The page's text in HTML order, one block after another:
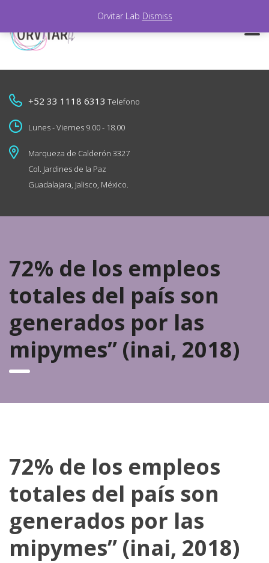
+52 33 1118 6313 Telefono
Lunes - Viernes 9.00 - 18.00
Marqueza de Calderón 3327
Col. Jardines de la Paz
Guadalajara, Jalisco, México.
72% de los empleos
totales del país son
generados por las
mipymes” (inai, 2018)
72% de los empleos
totales del país son
generados por las
mipymes” (inai, 2018)
Orvitar Lab Dismiss